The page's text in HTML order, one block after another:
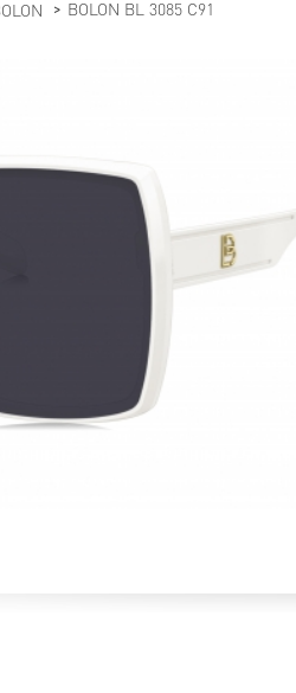
BOLON BL 3085 C91